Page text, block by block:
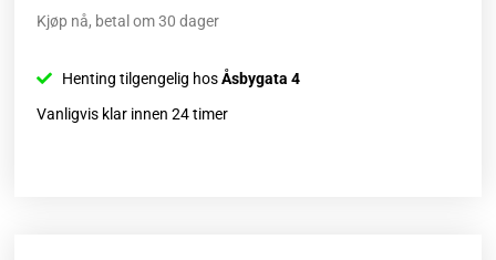
Kjøp nå, betal om 30 dager
Henting tilgengelig hosÅsbygata 4
Vanligvis klar innen 24 timer